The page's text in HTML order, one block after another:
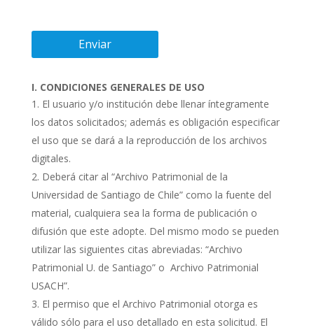
I. CONDICIONES GENERALES DE USO
El usuario y/o institución debe llenar íntegramente
los datos solicitados; además es obligación especificar
el uso que se dará a la reproducción de los archivos
digitales.
Deberá citar al “Archivo Patrimonial de la
Universidad de Santiago de Chile” como la fuente del
material, cualquiera sea la forma de publicación o
difusión que este adopte. Del mismo modo se pueden
utilizar las siguientes citas abreviadas: “Archivo
Patrimonial U. de Santiago” o Archivo Patrimonial
USACH”.
El permiso que el Archivo Patrimonial otorga es
válido sólo para el uso detallado en esta solicitud. El